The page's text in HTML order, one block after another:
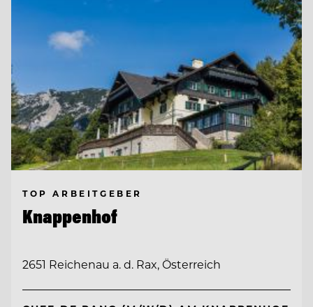
TOP ARBEITGEBER
Knappenhof
2651 Reichenau a. d. Rax, Österreich